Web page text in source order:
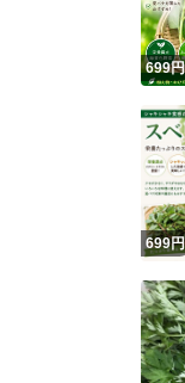
699円
699円